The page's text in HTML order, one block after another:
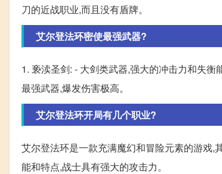
刀的近战职业,而且没有盾牌。
艾尔登法环密使最强武器?
1. 亵渎圣剑: - 大剑类武器,强大的冲击力和失
最强武器,爆发伤害极高。
艾尔登法环开局有几个职业?
艾尔登法环是一款充满魔幻和冒险元素的游戏,
能和特点,战士具有强大的攻击力。